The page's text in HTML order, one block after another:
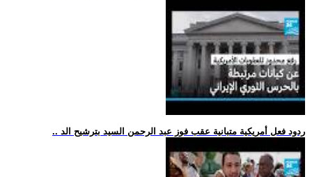
.. ردود فعل أمريكية متبانية عقب فوز عبد الرحمن السيد بترشيح الد